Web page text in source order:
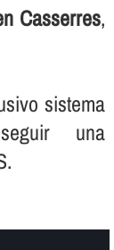
Casserres,
sistema
una